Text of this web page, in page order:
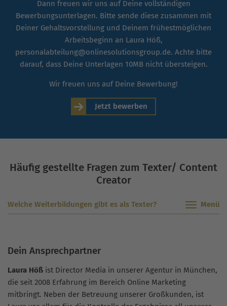
Dann freuen wir uns auf Deine vollständigen
Bewerbungsunterlagen. Bitte sende diese zusammen mit
Deiner Gehaltsvorstellung und Deinem frühestmöglichen
Arbeitsbeginn an Laura Höß,
personalabteilung@onlinesolutionsgroup.de. Achte bitte
darauf, dass Deine Unterlagen 10MB nicht übersteigen.
Wir freuen uns auf Deine Bewerbung!
Jetzt bewerben
Häufig gestellte Fragen zum Texter/ Content
Creator
Welche Weiterbildungen gibt es als Texter?
Dein Ansprechpartner
Laura Höß ist Director Media in unserer Agentur in München,
die seit 2008 Erfahrung im Bereich Online Marketing
mitbringt. Neben der Betreuung unserer Großkunden, ist